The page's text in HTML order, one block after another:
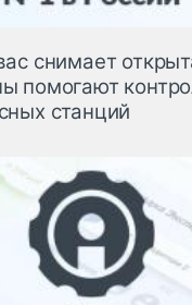
снимает
помогают
станций